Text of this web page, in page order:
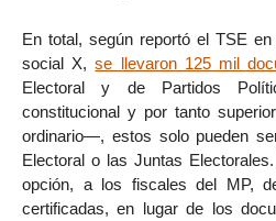
​​​​​En total, según reportó el TSE
social X,se llevaron 125 mil
Electoral y de Partidos
constitucional y por tanto
ordinario—, estos solo pueden
Electoral o las Juntas
opción, a los fiscales del MP,
certificadas, en lugar de los